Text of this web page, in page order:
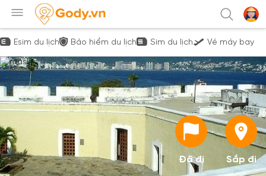
Esim du lịch Bảo hiểm du lịch Sim du lịch Vé máy bay
Đã đi Sắp đi